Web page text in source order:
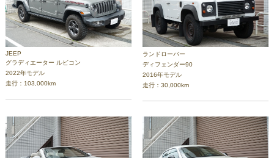
JEEP
グラディエーター ルビコン
2022年モデル
走行：103,000km
ランドローバー
ディフェンダー90
2016年モデル
走行：30,000km